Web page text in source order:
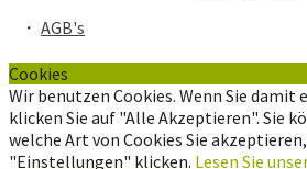
・ AGB's
Cookies
Wir benutzen Cookies. Wenn Sie damit
klicken Sie auf "Alle Akzeptieren". Sie
welche Art von Cookies Sie
"Einstellungen" klicken. Lesen Sie